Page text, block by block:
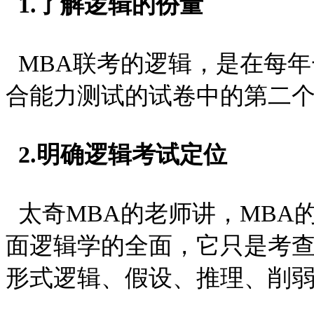
MBA联考的逻辑，是在每
合能力测试的试卷中的第二
2.明确逻辑考试定位
太奇MBA的老师讲，MBA
面逻辑学的全面，它只是考
形式逻辑、假设、推理、削